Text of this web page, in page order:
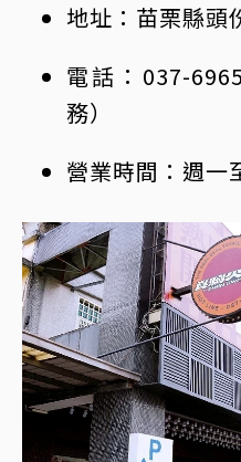
地址：苗栗縣頭
電話：037-
務）
營業時間：週一